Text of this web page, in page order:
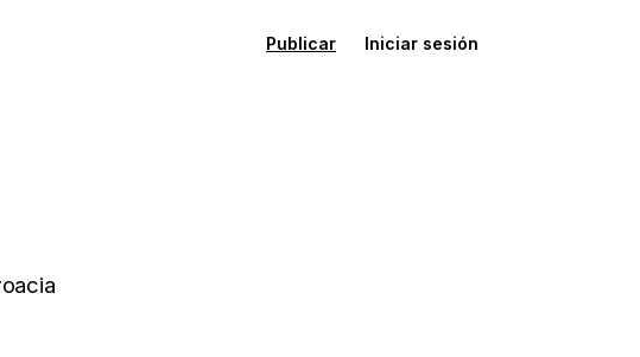
Publicar Iniciar sesión